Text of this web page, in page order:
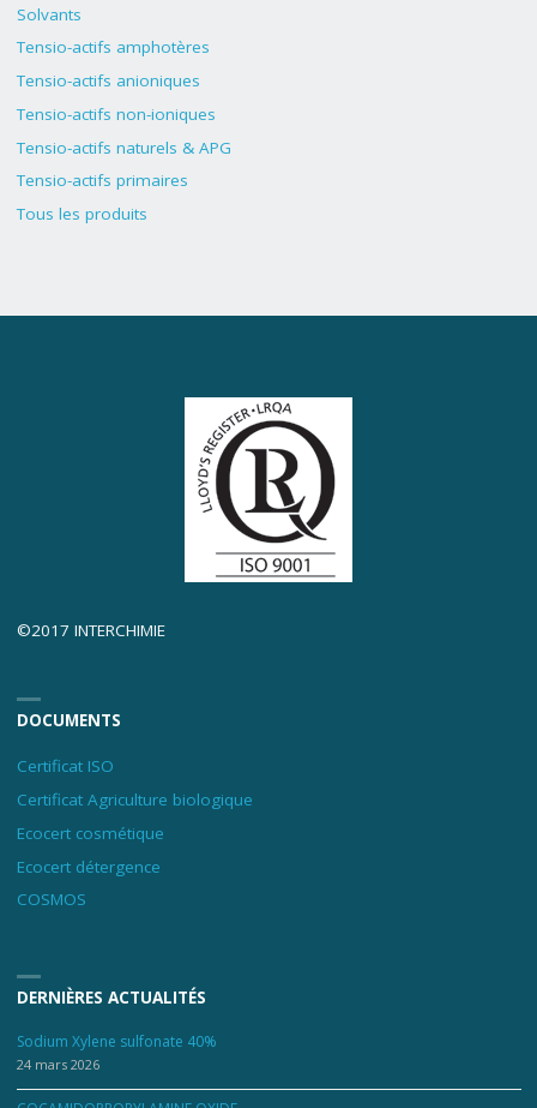
Solvants
Tensio-actifs amphotères
Tensio-actifs anioniques
Tensio-actifs non-ioniques
Tensio-actifs naturels & APG
Tensio-actifs primaires
Tous les produits
©2017 INTERCHIMIE
DOCUMENTS
Certificat ISO
Certificat Agriculture biologique
Ecocert cosmétique
Ecocert détergence
COSMOS
DERNIÈRES ACTUALITÉS
Sodium Xylene sulfonate 40%
24 mars 2026